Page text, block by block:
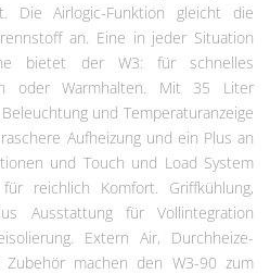
Die Airlogic-Funktion gleicht die
an. Eine in jeder Situation
bietet der W3: für schnelles
oder Warmhalten. Mit 35 Liter
und Temperaturanzeige
Aufheizung und ein Plus an
und Touch und Load System
reichlich Komfort. Griffkühlung,
Ausstattung für Vollintegration
Extern Air, Durchheize-
machen den W3-90 zum